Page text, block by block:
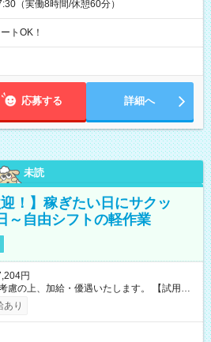
（実働8時間/休憩60分）
トOK！
応募する 詳細へ
未読
！】稼ぎたい日にサクッ
～自由シフトの軽作業
円
上、加給・優遇いたします。 【試用期
あり